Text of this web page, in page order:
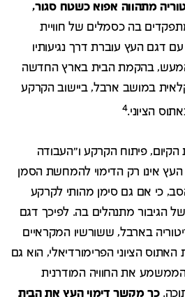
מתהווה אפוא כשטח סגור,
בה כסמלים של חוויית
דגם העץ עוברת דרך נגיעותיו
המעש, בהקמת הבית בארץ החדשה
במושב ארבל, ביישוב הקרקע
הציוני.4
פיתוח הקרקע ו"העבודה
אינו רק הדימוי להמחשת הסמן
כי אם גם סימן מהותי לקרקע
של הגיבור מתנהלים בה. לפיכך דגם
בארבל, ששורשיו המקראיים
הציוני הפרימורדיאלי, הוא גם
הממשמע את החוויה המודרנית
כך מקשר דימוי העץ את הבית